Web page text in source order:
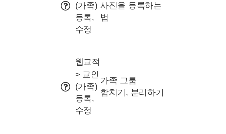
조직(교구or부서) 설정
문자 관련
프로그램 및 명칭 설정
사용자권한(교사/리더)
(가족)
등록,
수정
사진을 등록하는
법
웹교적
> 교인
(가족)
등록,
수정
가족 그룹
합치기, 분리하기